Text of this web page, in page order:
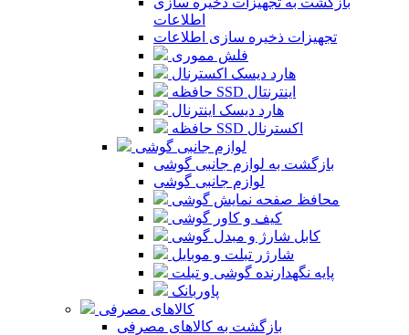
اطلاعات
تجهیزات ذخیره سازی اطلاعات
فلش مموری
هارد دیسک اکسترنال
حافظه SSD اینترنتال
هارد دیسک اینترنال
حافظه SSD اکسترنال
لوازم جانبی گوشی
بازگشت به لوازم جانبی گوشی
لوازم جانبی گوشی
محافظ صفحه نمایش گوشی
کیف و کاور گوشی
کابل شارژ و مبدل گوشی
شارژر تبلت و موبایل
پایه نگهدارنده گوشی و تبلت
پاوربانک
کالاهای مصرفی
بازگشت به کالاهای مصرفی